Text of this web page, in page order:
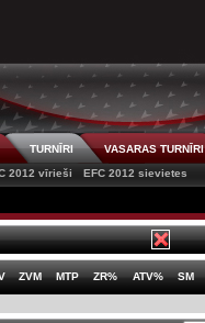
TURNĪRI VASARAS TURNĪRI
2012 vīrieši EFC 2012 sievietes
ZVM MTP ZR% ATV% SM